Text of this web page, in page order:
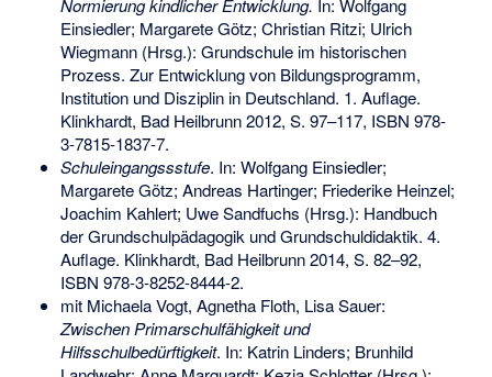
Einsiedler; Margarete Götz; Christian Ritzi; Ulrich
Wiegmann (Hrsg.): Grundschule im historischen
Prozess. Zur Entwicklung von Bildungsprogramm,
Institution und Disziplin in Deutschland. 1. Auflage.
Klinkhardt, Bad Heilbrunn 2012, S. 97–117, ISBN 978-
3-7815-1837-7.
Schuleingangssstufe. In: Wolfgang Einsiedler;
Margarete Götz; Andreas Hartinger; Friederike Heinzel;
Joachim Kahlert; Uwe Sandfuchs (Hrsg.): Handbuch
der Grundschulpädagogik und Grundschuldidaktik. 4.
Auflage. Klinkhardt, Bad Heilbrunn 2014, S. 82–92,
ISBN 978-3-8252-8444-2.
mit Michaela Vogt, Agnetha Floth, Lisa Sauer:
Zwischen Primarschulfähigkeit und
Hilfsschulbedürftigkeit. In: Katrin Linders; Brunhild